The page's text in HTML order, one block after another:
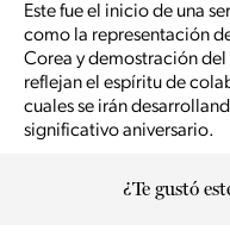
Este fue el inicio de una
como la representación
Corea y demostración
reflejan el espíritu de
cuales se irán
significativo aniversario.
¿Te gustó